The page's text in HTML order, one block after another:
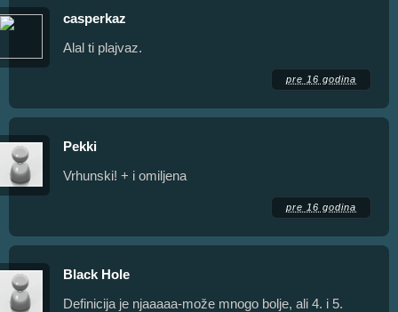
casperkaz
Alal ti plajvaz.
pre 16 godina
Pekki
Vrhunski! + i omiljena
pre 16 godina
Black Hole
Definicija je njaaaaa-može mnogo bolje, ali 4. i 5.